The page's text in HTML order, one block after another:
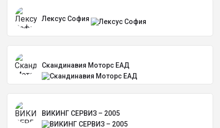
Лексус София
Скандинавия Моторс ЕАД
ВИКИНГ СЕРВИЗ – 2005